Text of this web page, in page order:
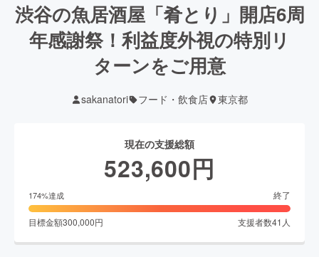
渋谷の魚居酒屋「肴とり」開店6周
年感謝祭！利益度外視の特別リ
ターンをご用意
sakanatori フード・飲食店 東京都
現在の支援総額
523,600円
174%達成 終了
目標金額300,000円 支援者数41 人